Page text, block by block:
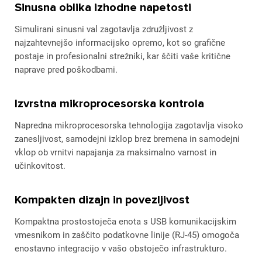
Sinusna oblika izhodne napetosti
Simulirani sinusni val zagotavlja združljivost z
najzahtevnejšo informacijsko opremo, kot so grafične
postaje in profesionalni strežniki, kar ščiti vaše kritične
naprave pred poškodbami.
Izvrstna mikroprocesorska kontrola
Napredna mikroprocesorska tehnologija zagotavlja visoko
zanesljivost, samodejni izklop brez bremena in samodejni
vklop ob vrnitvi napajanja za maksimalno varnost in
učinkovitost.
Kompakten dizajn in povezljivost
Kompaktna prostostoječa enota s USB komunikacijskim
vmesnikom in zaščito podatkovne linije (RJ-45) omogoča
enostavno integracijo v vašo obstoječo infrastrukturo.